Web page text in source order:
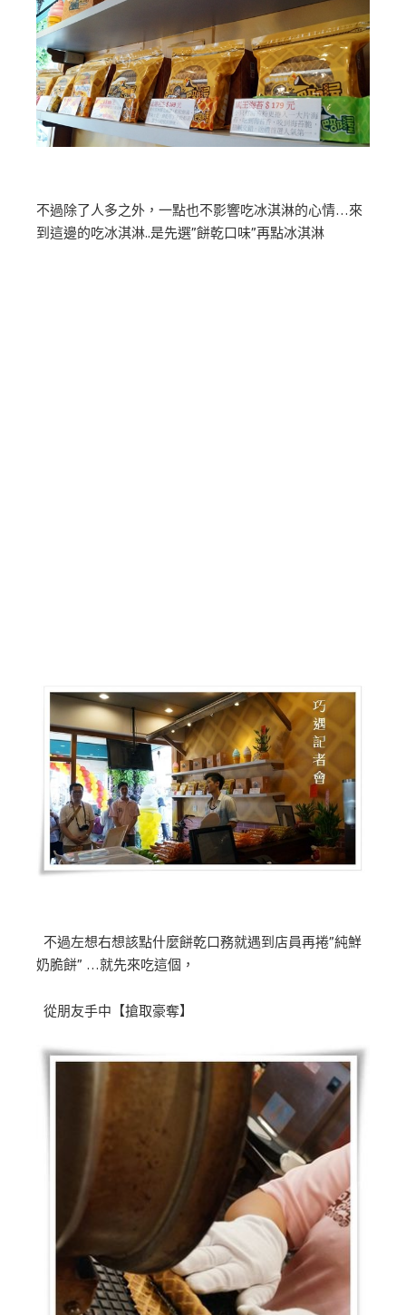
不過除了人多之外，一點也不影響吃冰淇淋的心情…來
到這邊的吃冰淇淋..是先選”餅乾口味”再點冰淇淋
不過左想右想該點什麼餅乾口務就遇到店員再捲”純鮮
奶脆餅” …就先來吃這個，
從朋友手中【搶取豪奪】